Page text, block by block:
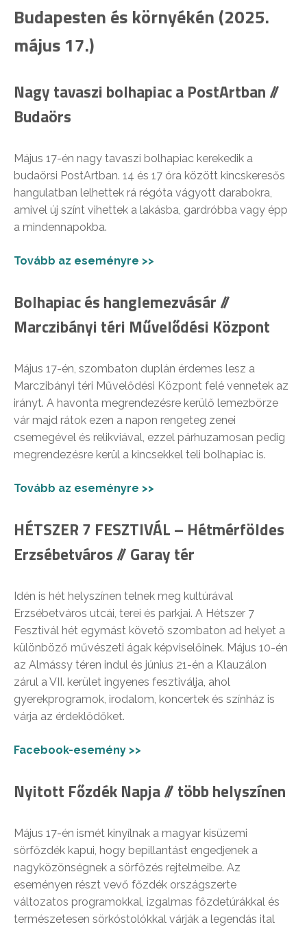
Budapesten és környékén (2025.
május 17.)
Nagy tavaszi bolhapiac a PostArtban //
Budaörs
Május 17-én nagy tavaszi bolhapiac kerekedik a
budaörsi PostArtban. 14 és 17 óra között kincskeresős
hangulatban lelhettek rá régóta vágyott darabokra,
amivel új színt vihettek a lakásba, gardróbba vagy épp
a mindennapokba.
Tovább az eseményre >>
Bolhapiac és hanglemezvásár //
Marczibányi téri Művelődési Központ
Május 17-én, szombaton duplán érdemes lesz a
Marczibányi téri Művelődési Központ felé vennetek az
irányt. A havonta megrendezésre kerülő lemezbörze
vár majd rátok ezen a napon rengeteg zenei
csemegével és relikviával, ezzel párhuzamosan pedig
megrendezésre kerül a kincsekkel teli bolhapiac is.
Tovább az eseményre >>
HÉTSZER 7 FESZTIVÁL – Hétmérföldes
Erzsébetváros // Garay tér
Idén is hét helyszínen telnek meg kultúrával
Erzsébetváros utcái, terei és parkjai. A Hétszer 7
Fesztivál hét egymást követő szombaton ad helyet a
különböző művészeti ágak képviselőinek. Május 10-én
az Almássy téren indul és június 21-én a Klauzálon
zárul a VII. kerület ingyenes fesztiválja, ahol
gyerekprogramok, irodalom, koncertek és színház is
várja az érdeklődőket.
Facebook-esemény >>
Nyitott Főzdék Napja // több helyszínen
Május 17-én ismét kinyílnak a magyar kisüzemi
sörfőzdék kapui, hogy bepillantást engedjenek a
nagyközönségnek a sörfőzés rejtelmeibe. Az
eseményen részt vevő főzdék országszerte
változatos programokkal, izgalmas főzdetúrákkal és
természetesen sörkóstolókkal várják a legendás ital